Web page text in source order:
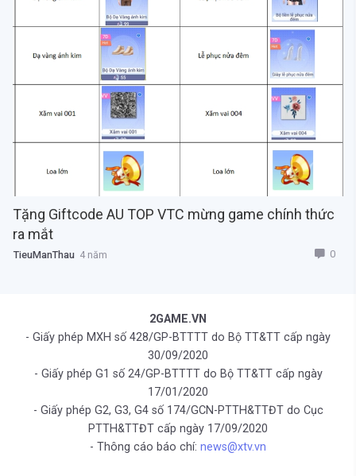
Tặng Giftcode AU TOP VTC mừng game chính thức
ra mắt
TieuManThau 4 năm 0
2GAME.VN
- Giấy phép MXH số 428/GP-BTTTT do Bộ TT&TT cấp ngày
30/09/2020
- Giấy phép G1 số 24/GP-BTTTT do Bộ TT&TT cấp ngày
17/01/2020
- Giấy phép G2, G3, G4 số 174/GCN-PTTH&TTĐT do Cục
PTTH&TTĐT cấp ngày 17/09/2020
- Thông cáo báo chí: news@xtv.vn